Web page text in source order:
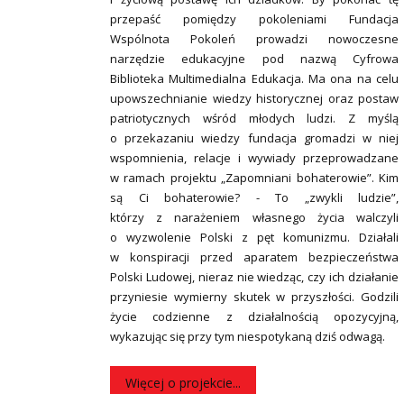
przepaść pomiędzy pokoleniami Fundacja
Wspólnota Pokoleń prowadzi nowoczesne
narzędzie edukacyjne pod nazwą Cyfrowa
Biblioteka Multimedialna Edukacja. Ma ona na celu
upowszechnianie wiedzy historycznej oraz postaw
patriotycznych wśród młodych ludzi. Z myślą
o przekazaniu wiedzy fundacja gromadzi w niej
wspomnienia, relacje i wywiady przeprowadzane
w ramach projektu „Zapomniani bohaterowie”. Kim
są Ci bohaterowie? - To „zwykli ludzie”,
którzy z narażeniem własnego życia walczyli
o wyzwolenie Polski z pęt komunizmu. Działali
w konspiracji przed aparatem bezpieczeństwa
Polski Ludowej, nieraz nie wiedząc, czy ich działanie
przyniesie wymierny skutek w przyszłości. Godzili
życie codzienne z działalnością opozycyjną,
wykazując się przy tym niespotykaną dziś odwagą.
Więcej o projekcie...